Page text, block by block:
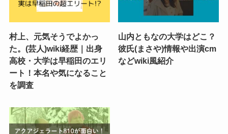
村上、元気そうでよかっ
た。(芸人)wiki経歴｜出身
高校・大学は早稲田のエリ
ート！本名や気になること
を調査
山内ともなの大学はどこ？
彼氏(まさや)情報や出演cm
などwiki風紹介